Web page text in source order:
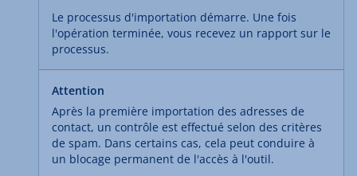
Le processus d'importation démarre. Une fois
l'opération terminée, vous recevez un rapport sur le
processus.
Attention
Après la première importation des adresses de
contact, un contrôle est effectué selon des critères
de spam. Dans certains cas, cela peut conduire à
un blocage permanent de l'accès à l'outil.